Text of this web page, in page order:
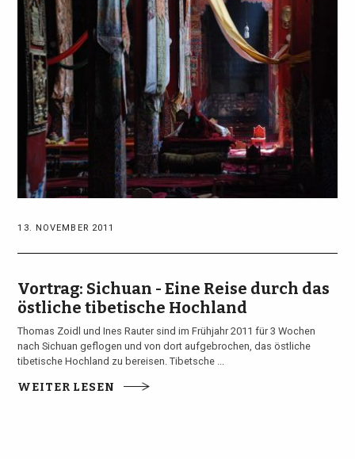
13. NOVEMBER 2011
Vortrag: Sichuan - Eine Reise durch das
östliche tibetische Hochland
Thomas Zoidl und Ines Rauter sind im Frühjahr 2011 für 3 Wochen
nach Sichuan geflogen und von dort aufgebrochen, das östliche
tibetische Hochland zu bereisen. Tibetsche ...
WEITER LESEN